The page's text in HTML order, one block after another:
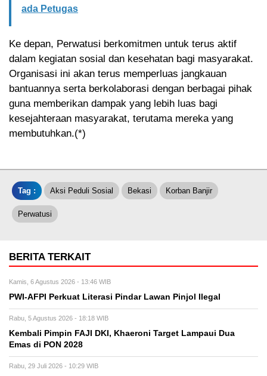
ada Petugas
Ke depan, Perwatusi berkomitmen untuk terus aktif
dalam kegiatan sosial dan kesehatan bagi masyarakat.
Organisasi ini akan terus memperluas jangkauan
bantuannya serta berkolaborasi dengan berbagai pihak
guna memberikan dampak yang lebih luas bagi
kesejahteraan masyarakat, terutama mereka yang
membutuhkan.(*)
Tag : Aksi Peduli Sosial Bekasi Korban Banjir
Perwatusi
BERITA TERKAIT
Kamis, 6 Agustus 2026 - 13:46 WIB
PWI-AFPI Perkuat Literasi Pindar Lawan Pinjol Ilegal
Rabu, 5 Agustus 2026 - 18:18 WIB
Kembali Pimpin FAJI DKI, Khaeroni Target Lampaui Dua
Emas di PON 2028
Rabu, 29 Juli 2026 - 10:29 WIB